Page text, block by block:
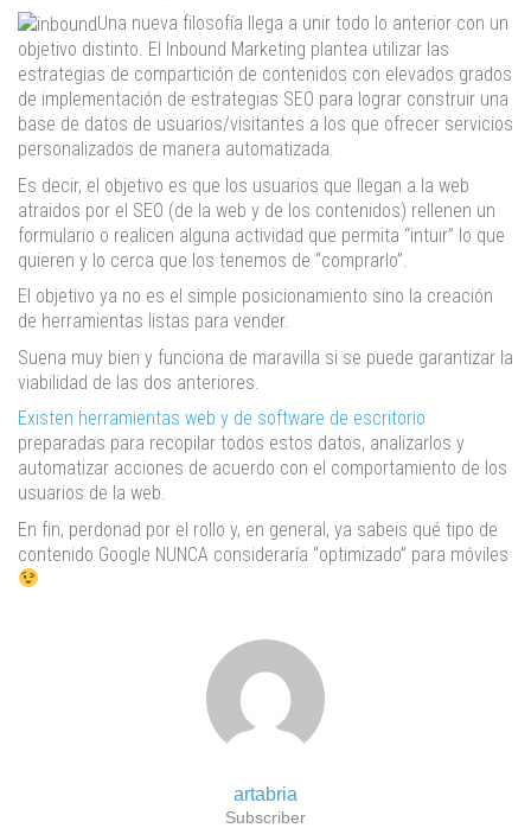
Una nueva filosofía llega a unir todo lo anterior con un
objetivo distinto. El Inbound Marketing plantea utilizar las
estrategias de compartición de contenidos con elevados grados
de implementación de estrategias SEO para lograr construir una
base de datos de usuarios/visitantes a los que ofrecer servicios
personalizados de manera automatizada.
Es decir, el objetivo es que los usuarios que llegan a la web
atraidos por el SEO (de la web y de los contenidos) rellenen un
formulario o realicen alguna actividad que permita “intuir” lo que
quieren y lo cerca que los tenemos de “comprarlo”.
El objetivo ya no es el simple posicionamiento sino la creación
de herramientas listas para vender.
Suena muy bien y funciona de maravilla si se puede garantizar la
viabilidad de las dos anteriores.
Existen herramientas web y de software de escritorio
preparadas para recopilar todos estos datos, analizarlos y
automatizar acciones de acuerdo con el comportamiento de los
usuarios de la web.
En fin, perdonad por el rollo y, en general, ya sabeis qué tipo de
contenido Google NUNCA consideraría “optimizado” para móviles
artabria
Subscriber